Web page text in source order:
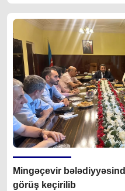
Mingəçevir
görüş keçirilib